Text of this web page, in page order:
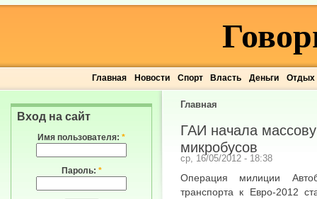
Главная Новости Спорт Власть Деньги Отдых
Главная
ГАИ начала
микробусов
ср, 16/05/2012 - 18:38
Операция милиции
транспорта к Евро-2012
Вход на сайт
Имя пользователя: *
Пароль: *